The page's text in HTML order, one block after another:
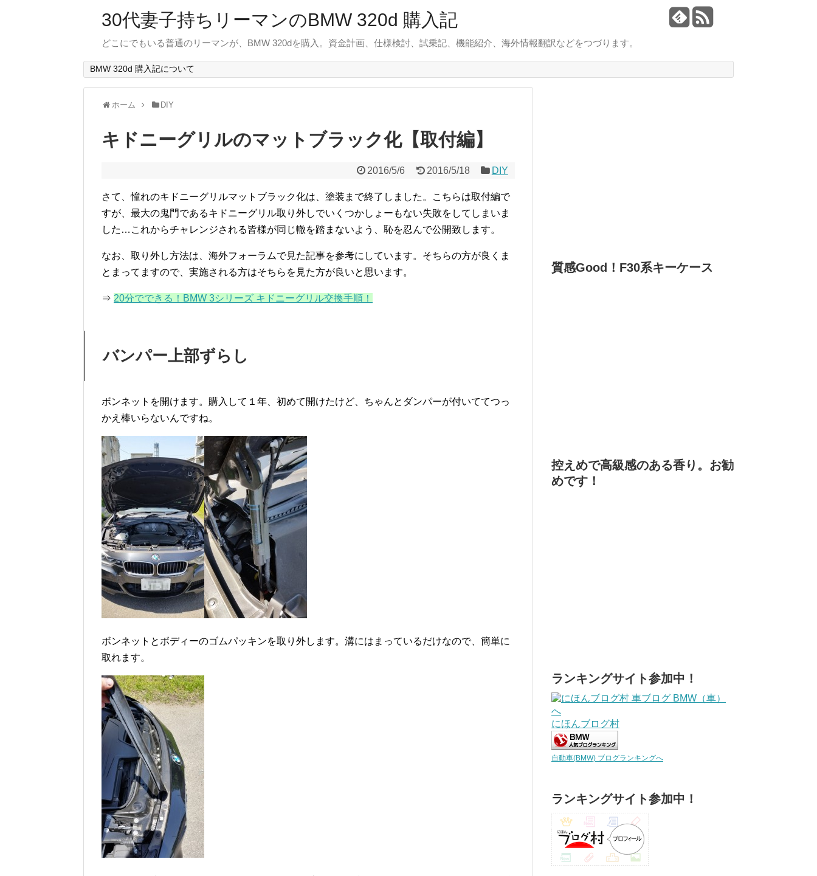
30代妻子持ちリーマンのBMW 320d 購入記
どこにでもいる普通のリーマンが、BMW 320dを購入。資金計画、仕様検討、試乗記、機能紹介、海外情報翻訳などをつづります。
BMW 320d 購入記について
ホーム DIY
キドニーグリルのマットブラック化【取付編】
2016/5/6 2016/5/18 DIY
さて、憧れのキドニーグリルマットブラック化は、塗装まで終了しました。こちらは取付編で
すが、最大の鬼門であるキドニーグリル取り外しでいくつかしょーもない失敗をしてしまいま
した…これからチャレンジされる皆様が同じ轍を踏まないよう、恥を忍んで公開致します。
なお、取り外し方法は、海外フォーラムで見た記事を参考にしています。そちらの方が良くま
とまってますので、実施される方はそちらを見た方が良いと思います。
⇒ 20分でできる！BMW 3シリーズ キドニーグリル交換手順！
バンパー上部ずらし
ボンネットを開けます。購入して１年、初めて開けたけど、ちゃんとダンパーが付いててつっ
かえ棒いらないんですね。
ボンネットとボディーのゴムパッキンを取り外します。溝にはまっているだけなので、簡単に
取れます。
質感Good！F30系キーケース
控えめで高級感のある香り。お勧
めです！
ランキングサイト参加中！
にほんブログ村
自動車(BMW) ブログランキングへ
ランキングサイト参加中！